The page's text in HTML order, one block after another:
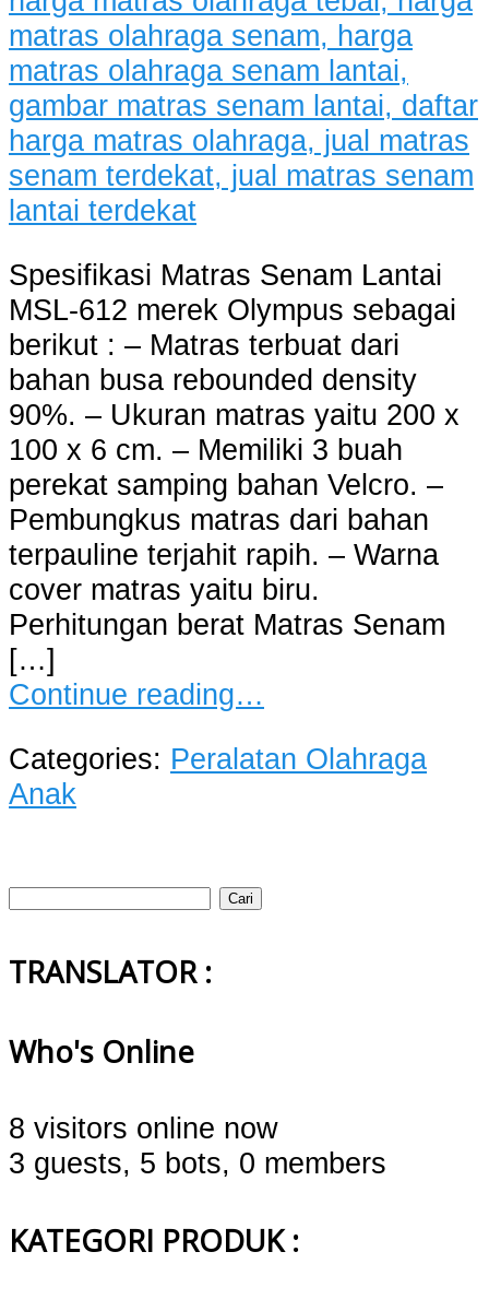
Spesifikasi Matras Senam Lantai
MSL-612 merek Olympus sebagai
berikut : – Matras terbuat dari
bahan busa rebounded density
90%. – Ukuran matras yaitu 200 x
100 x 6 cm. – Memiliki 3 buah
perekat samping bahan Velcro. –
Pembungkus matras dari bahan
terpauline terjahit rapih. – Warna
cover matras yaitu biru.
Perhitungan berat Matras Senam
[…]
Continue reading…
Categories: Peralatan Olahraga
Anak
Cari
TRANSLATOR :
Who's Online
8 visitors online now
3 guests, 5 bots, 0 members
KATEGORI PRODUK :